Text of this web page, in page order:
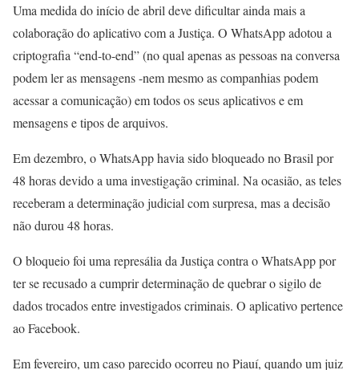
Uma medida do início de abril deve dificultar ainda mais a
colaboração do aplicativo com a Justiça. O WhatsApp adotou a
criptografia “end-to-end” (no qual apenas as pessoas na conversa
podem ler as mensagens -nem mesmo as companhias podem
acessar a comunicação) em todos os seus aplicativos e em
mensagens e tipos de arquivos.
Em dezembro, o WhatsApp havia sido bloqueado no Brasil por
48 horas devido a uma investigação criminal. Na ocasião, as teles
receberam a determinação judicial com surpresa, mas a decisão
não durou 48 horas.
O bloqueio foi uma represália da Justiça contra o WhatsApp por
ter se recusado a cumprir determinação de quebrar o sigilo de
dados trocados entre investigados criminais. O aplicativo pertence
ao Facebook.
Em fevereiro, um caso parecido ocorreu no Piauí, quando um juiz